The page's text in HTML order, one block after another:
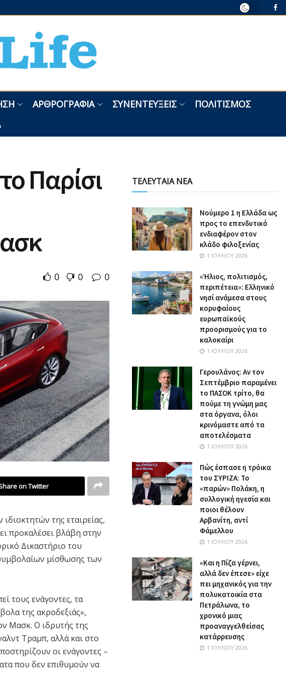
ΑΡΘΡΟΓΡΑΦΊΑ ΣΥΝΕΝΤΕΎΞΕΙΣ
ΠΟΛΙΤΙΣΜΌΣ
Παρίσι
0 0 0
on Twitter
της εταιρείας,
προκαλέσει βλάβη στην
Δικαστήριο του
μίσθωσης των
τους ενάγοντες, τα
της ακροδεξιάς»,
Μασκ. Ο ιδρυτής της
Τραμπ, αλλά και στο
οι ενάγοντες –
που δεν επιθυμούν να
ΤΕΛΕΥΤΑΙΑ ΝΕΑ
Nούμερο 1 η Ελλάδα ως
προς το επενδυτικό
ενδιαφέρον στον
κλάδο φιλοξενίας
1 ΙΟΥΛΊΟΥ 2026
«Ήλιος, πολιτισμός,
περιπέτεια»: Ελληνικό
νησί ανάμεσα στους
κορυφαίους
ευρωπαϊκούς
προορισμούς για το
καλοκαίρι
1 ΙΟΥΛΊΟΥ 2026
Γερουλάνος: Αν τον
Σεπτέμβριο παραμένει
το ΠΑΣΟΚ τρίτο, θα
πούμε τη γνώμη μας
στα όργανα, όλοι
κρινόμαστε από τα
αποτελέσματα
1 ΙΟΥΛΊΟΥ 2026
Πώς έσπασε η τρόικα
του ΣΥΡΙΖΑ: Το
«παρών» Πολάκη, η
συλλογική ηγεσία και
ποιοι θέλουν
Αρβανίτη, αντί
Φάμελλου
1 ΙΟΥΛΊΟΥ 2026
«Και η Πίζα γέρνει,
αλλά δεν έπεσε» είχε
πει μηχανικός για την
πολυκατοικία στα
Πετράλωνα, το
χρονικό μιας
προαναγγελθείσας
κατάρρευσης
1 ΙΟΥΛΊΟΥ 2026